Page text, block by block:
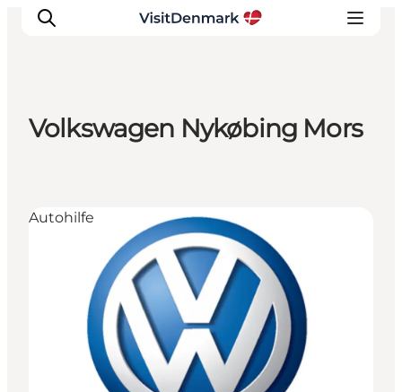
Unterkünfte
Reiseplanung
Volkswagen Nykøbing Mors
Autohilfe